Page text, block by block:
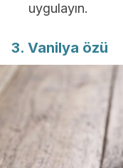
uygulayın.
3. Vanilya özü